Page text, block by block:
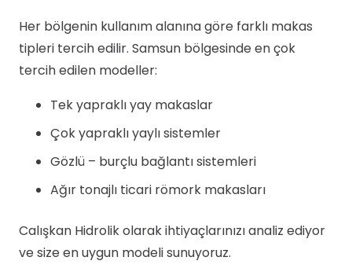
Her bölgenin kullanım alanına göre farklı makas
tipleri tercih edilir. Samsun bölgesinde en çok
tercih edilen modeller:
Tek yapraklı yay makaslar
Çok yapraklı yaylı sistemler
Gözlü – burçlu bağlantı sistemleri
Ağır tonajlı ticari römork makasları
Calışkan Hidrolik olarak ihtiyaçlarınızı analiz ediyor
ve size en uygun modeli sunuyoruz.